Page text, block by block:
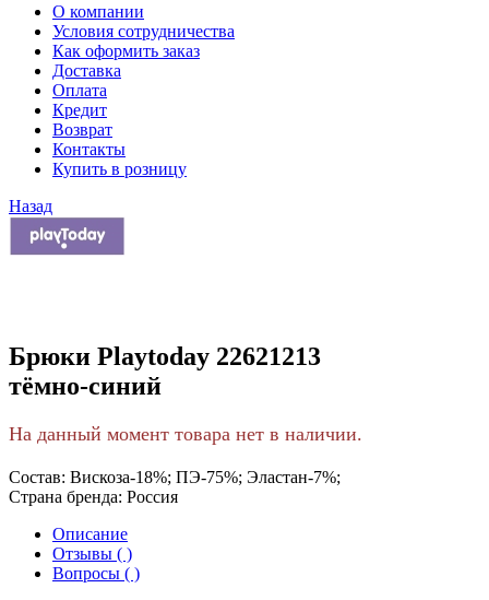
О компании
Условия сотрудничества
Как оформить заказ
Доставка
Оплата
Кредит
Возврат
Контакты
Купить в розницу
Назад
Брюки Playtoday 22621213
тёмно-синий
На данный момент товара нет в наличии.
Состав: Вискоза-18%; ПЭ-75%; Эластан-7%;
Страна бренда: Россия
Описание
Отзывы ( )
Вопросы ( )